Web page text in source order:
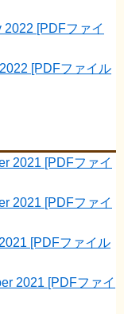
[PDFファイ
[PDFファイル
2021 [PDFファイ
2021 [PDFファイ
[PDFファイル
2021 [PDFファイ